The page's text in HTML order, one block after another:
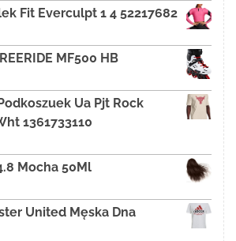
Fit Everculpt 1 4 52217682
MF500 HB
Ua Pjt Rock
1361733110
Mocha 50Ml
United Męska Dna